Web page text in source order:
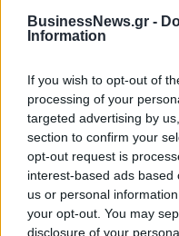
BusinessNews.gr -
Information
If you wish to opt-out of
processing of your
targeted advertising by
section to confirm your
opt-out request is
interest-based ads
us or personal
your opt-out. You may
disclosure of your
προβάδισμα 13 πόντων και
έχασε 84-89 από το Ισραήλ
Fourlis: Συμφωνία για την
Mall έναντι 49,35 εκατ. ευρώ